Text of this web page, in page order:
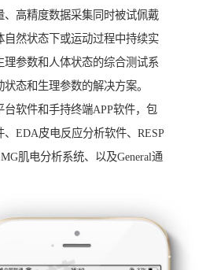
、高精度数据采集同时被试佩戴
自然状态下或运动过程中持续实
理参数和人体状态的综合测试系
态和生理参数的解决方案。
软件和手持终端APP软件，包
EDA皮电反应分析软件、RESP
肌电分析系统、以及General通